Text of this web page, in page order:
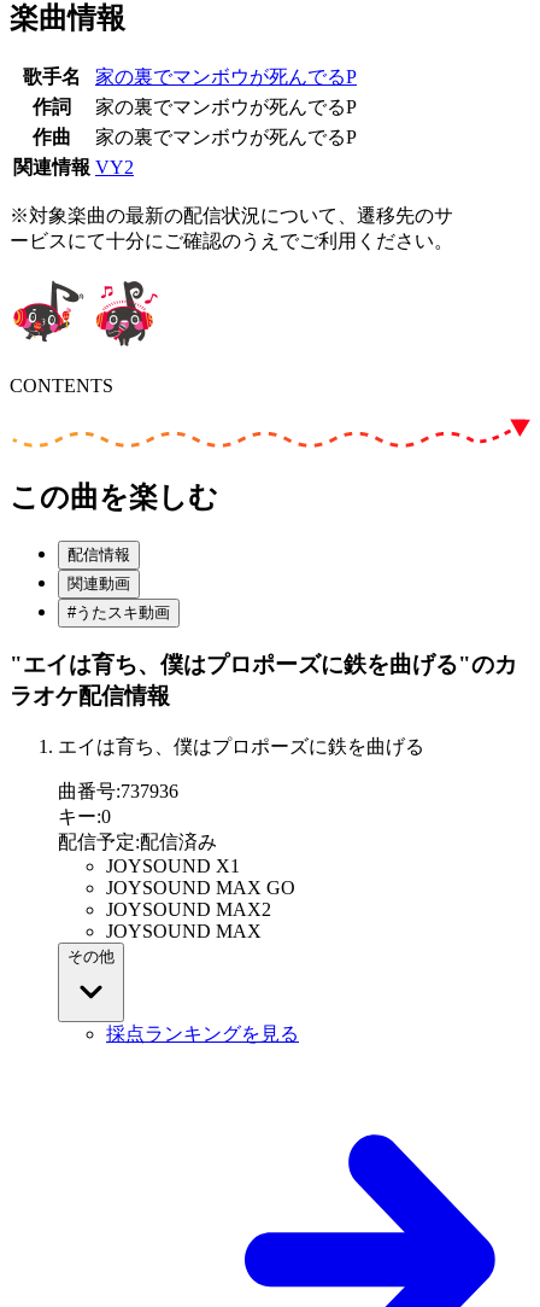
楽曲情報
歌手名
家の裏でマンボウが死んでるP
作詞
家の裏でマンボウが死んでるP
作曲
家の裏でマンボウが死んでるP
関連情報 VY2
※対象楽曲の最新の配信状況について、遷移先のサ
ービスにて十分にご確認のうえでご利用ください。
CONTENTS
この曲を楽しむ
配信情報
関連動画
#うたスキ動画
"エイは育ち、僕はプロポーズに鉄を曲げる"のカ
ラオケ配信情報
エイは育ち、僕はプロポーズに鉄を曲げる
曲番号:737936
キー:0
配信予定:配信済み
JOYSOUND X1
JOYSOUND MAX GO
JOYSOUND MAX2
JOYSOUND MAX
その他
採点ランキングを見る